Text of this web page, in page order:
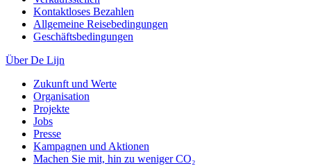
Kontaktloses Bezahlen
Allgemeine Reisebedingungen
Geschäftsbedingungen
Über De Lijn
Zukunft und Werte
Organisation
Projekte
Jobs
Presse
Kampagnen und Aktionen
Machen Sie mit, hin zu weniger CO₂